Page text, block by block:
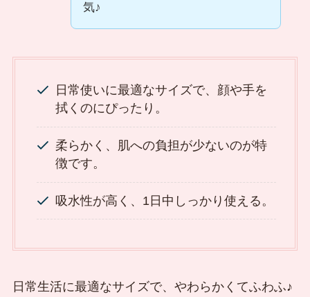
気♪
日常使いに最適なサイズで、顔や手を
拭くのにぴったり。
柔らかく、肌への負担が少ないのが特
徴です。
吸水性が高く、1日中しっかり使える。
日常生活に最適なサイズで、やわらかくてふわふ♪